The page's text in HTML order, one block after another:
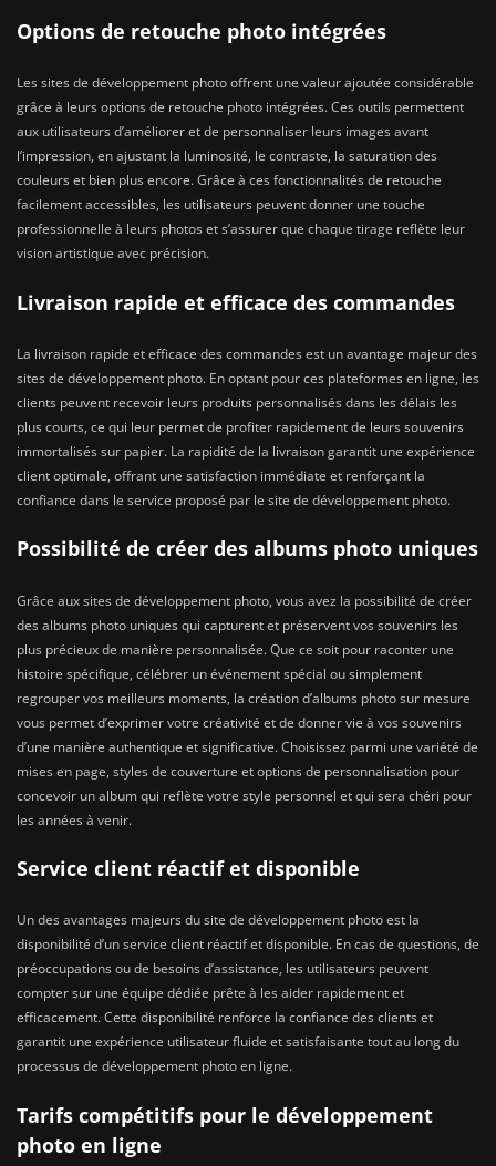
Options de retouche photo intégrées
Les sites de développement photo offrent une valeur ajoutée considérable
grâce à leurs options de retouche photo intégrées. Ces outils permettent
aux utilisateurs d’améliorer et de personnaliser leurs images avant
l’impression, en ajustant la luminosité, le contraste, la saturation des
couleurs et bien plus encore. Grâce à ces fonctionnalités de retouche
facilement accessibles, les utilisateurs peuvent donner une touche
professionnelle à leurs photos et s’assurer que chaque tirage reflète leur
vision artistique avec précision.
Livraison rapide et efficace des commandes
La livraison rapide et efficace des commandes est un avantage majeur des
sites de développement photo. En optant pour ces plateformes en ligne, les
clients peuvent recevoir leurs produits personnalisés dans les délais les
plus courts, ce qui leur permet de profiter rapidement de leurs souvenirs
immortalisés sur papier. La rapidité de la livraison garantit une expérience
client optimale, offrant une satisfaction immédiate et renforçant la
confiance dans le service proposé par le site de développement photo.
Possibilité de créer des albums photo uniques
Grâce aux sites de développement photo, vous avez la possibilité de créer
des albums photo uniques qui capturent et préservent vos souvenirs les
plus précieux de manière personnalisée. Que ce soit pour raconter une
histoire spécifique, célébrer un événement spécial ou simplement
regrouper vos meilleurs moments, la création d’albums photo sur mesure
vous permet d’exprimer votre créativité et de donner vie à vos souvenirs
d’une manière authentique et significative. Choisissez parmi une variété de
mises en page, styles de couverture et options de personnalisation pour
concevoir un album qui reflète votre style personnel et qui sera chéri pour
les années à venir.
Service client réactif et disponible
Un des avantages majeurs du site de développement photo est la
disponibilité d’un service client réactif et disponible. En cas de questions, de
préoccupations ou de besoins d’assistance, les utilisateurs peuvent
compter sur une équipe dédiée prête à les aider rapidement et
efficacement. Cette disponibilité renforce la confiance des clients et
garantit une expérience utilisateur fluide et satisfaisante tout au long du
processus de développement photo en ligne.
Tarifs compétitifs pour le développement
photo en ligne